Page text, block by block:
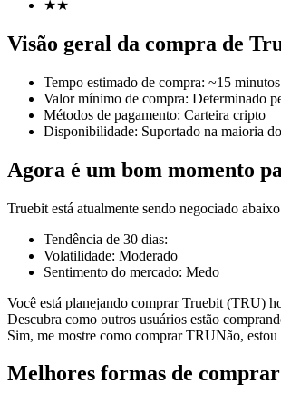
Futuros usando USDT como garantia
Derivativos de ações, câmbio, metais
★★
Visão geral da compra de
Tempo estimado de compra: ~15 minutos
Valor mínimo de compra: Determinado
Métodos de pagamento: Carteira cripto
Disponibilidade: Suportado na maioria
Agora é um bom momento
Truebit está atualmente sendo negociado
Tendência de 30 dias:
Volatilidade: Moderado
Sentimento do mercado: Medo
Você está planejando comprar Truebit (TRU)
Descubra como outros usuários estão
Sim, me mostre como comprar TRUNão, estou
Melhores formas de